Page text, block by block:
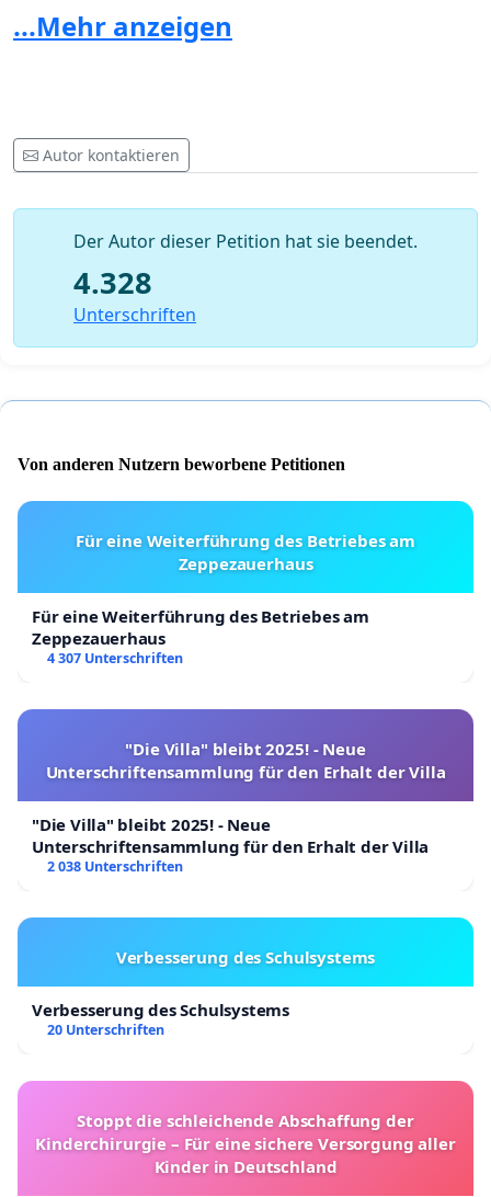
Aus all diesen Gründen wird der Kanton Solothurn
gebeten, das generelle Maskenobligatorium ab der 1.
...Mehr anzeigen
Autor kontaktieren
Der Autor dieser Petition hat sie beendet.
4.328
Unterschriften
Von anderen Nutzern beworbene Petitionen
Für eine Weiterführung des Betriebes am
Zeppezauerhaus
Für eine Weiterführung des Betriebes am
Zeppezauerhaus
4 307 Unterschriften
"Die Villa" bleibt 2025! - Neue
Unterschriftensammlung für den Erhalt der Villa
"Die Villa" bleibt 2025! - Neue
Unterschriftensammlung für den Erhalt der Villa
2 038 Unterschriften
Verbesserung des Schulsystems
Verbesserung des Schulsystems
20 Unterschriften
Stoppt die schleichende Abschaffung der
Kinderchirurgie – Für eine sichere Versorgung aller
Kinder in Deutschland